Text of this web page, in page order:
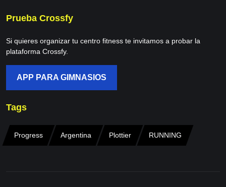
Prueba Crossfy
Si quieres organizar tu centro fitness te invitamos a probar la
plataforma Crossfy.
APP PARA GIMNASIOS
Tags
Progress Argentina Plottier RUNNING